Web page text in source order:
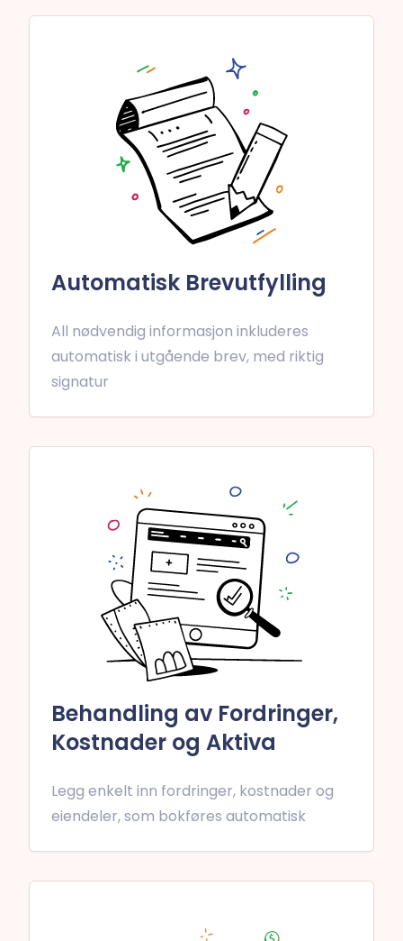
Automatisk Brevutfylling
All nødvendig informasjon inkluderes
automatisk i utgående brev, med riktig
signatur
Behandling av Fordringer,
Kostnader og Aktiva
Legg enkelt inn fordringer, kostnader og
eiendeler, som bokføres automatisk